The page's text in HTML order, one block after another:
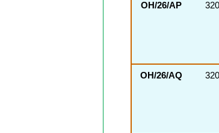
OH/26/AP 320
OH/26/AQ 320